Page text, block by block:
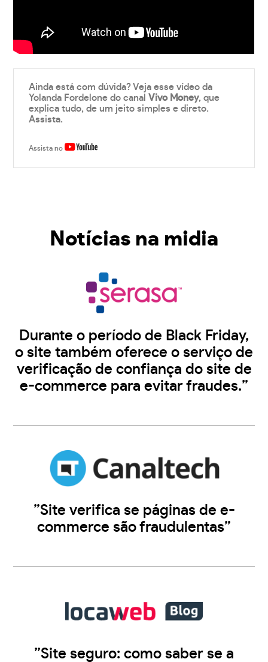
Ainda está com dúvida? Veja esse vídeo da
Yolanda Fordelone do canalVivo Money, que
explica tudo, de um jeito simples e direto.
Assista.
Assista no
Notícias na midia
Durante o período de Black Friday,
o site também oferece o serviço de
verificação de confiança do site de
e-commerce para evitar fraudes.”
”Site verifica se páginas de e-
commerce são fraudulentas”
”Site seguro: como saber se a